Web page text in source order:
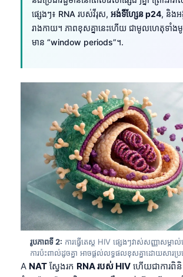
ផ្សេងៗ៖ RNA របស់វីរុស, អង់ទីហ្សែន p24, និងអ
រាងកាយ។ ភាពខុសគ្នានេះហើយ ជាមូលហេតុទាំង
មាន “window periods”។.
រូបភាពទី 2: ការធ្វើតេស្ត HIV ផ្សេងៗវាស់សញ្ញាសម្គាល់
ការប៉ះពាល់ដូចគ្នា អាចផ្តល់លទ្ធផលខុសគ្នាដោយសារប្រ
A NAT ស្វែងរក RNA របស់ HIV ហើយជាការពិ